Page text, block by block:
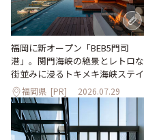
福岡に新オープン「BEB5門司
港」。関門海峡の絶景とレトロな
街並みに浸るトキメキ海峡ステイ
福岡県 [PR] 2026.07.29